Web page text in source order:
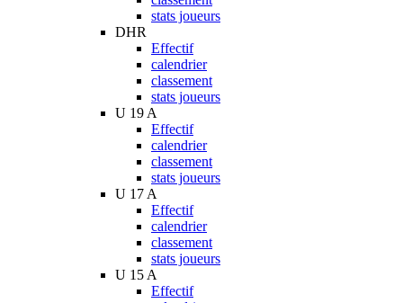
stats joueurs
DHR
Effectif
calendrier
classement
stats joueurs
U 19 A
Effectif
calendrier
classement
stats joueurs
U 17 A
Effectif
calendrier
classement
stats joueurs
U 15 A
Effectif